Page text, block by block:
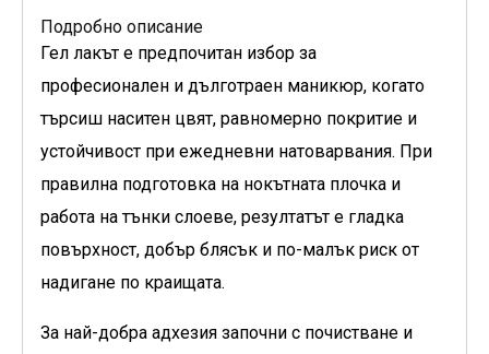
Подробно описание
Гел лакът е предпочитан избор за
професионален и дълготраен маникюр, когато
търсиш наситен цвят, равномерно покритие и
устойчивост при ежедневни натоварвания. При
правилна подготовка на нокътната плочка и
работа на тънки слоеве, резултатът е гладка
повърхност, добър блясък и по-малък риск от
надигане по краищата.
За най-добра адхезия започни с почистване и